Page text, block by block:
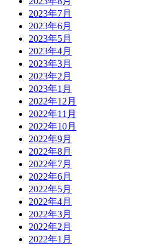
2023年7月
2023年6月
2023年5月
2023年4月
2023年3月
2023年2月
2023年1月
2022年12月
2022年11月
2022年10月
2022年9月
2022年8月
2022年7月
2022年6月
2022年5月
2022年4月
2022年3月
2022年2月
2022年1月